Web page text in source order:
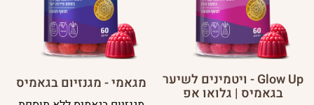
נשים
גברים
Glow Up - ויטמינים לשיער
בגאמיס | גלואו אפ
מגאמי - מגנזיום בגאמיס